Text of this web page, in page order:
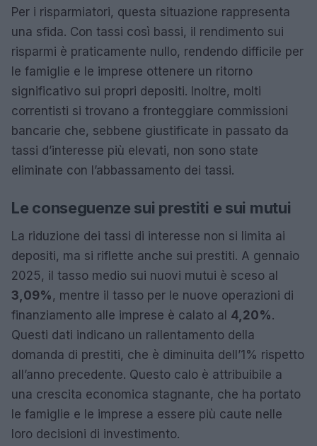
Per i risparmiatori, questa situazione rappresenta
una sfida. Con tassi così bassi, il rendimento sui
risparmi è praticamente nullo, rendendo difficile per
le famiglie e le imprese ottenere un ritorno
significativo sui propri depositi. Inoltre, molti
correntisti si trovano a fronteggiare commissioni
bancarie che, sebbene giustificate in passato da
tassi d’interesse più elevati, non sono state
eliminate con l’abbassamento dei tassi.
Le conseguenze sui prestiti e sui mutui
La riduzione dei tassi di interesse non si limita ai
depositi, ma si riflette anche sui prestiti. A gennaio
2025, il tasso medio sui nuovi mutui è sceso al
3,09% , mentre il tasso per le nuove operazioni di
finanziamento alle imprese è calato al 4,20%.
Questi dati indicano un rallentamento della
domanda di prestiti, che è diminuita dell’1% rispetto
all’anno precedente. Questo calo è attribuibile a
una crescita economica stagnante, che ha portato
le famiglie e le imprese a essere più caute nelle
loro decisioni di investimento.